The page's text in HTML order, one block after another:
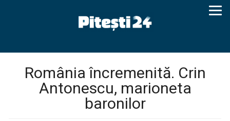
România încremenită. Crin
Antonescu, marioneta
baronilor